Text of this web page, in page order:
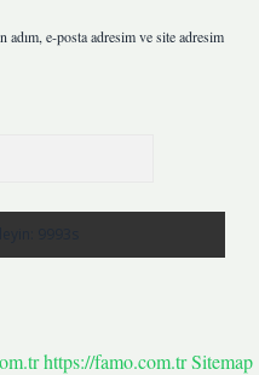
adım, e-posta adresim ve site adresim
https://famo.com.trSitemap